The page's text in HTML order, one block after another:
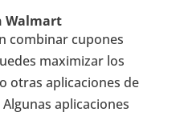
Walmart
combinar cupones
maximizar los
otras aplicaciones de
Algunas aplicaciones